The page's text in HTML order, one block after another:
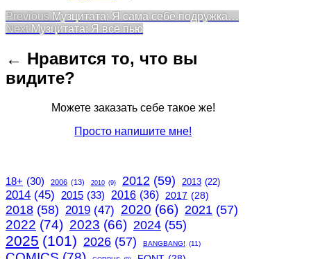
Post
navigation
Previous Previous
post:
Музцитата: Я сама себе подружка…
Next Next
Музцитата: Я всё пью
← Нравится то, что вы
видите?
Можете заказать себе такое же!
Просто напишите мне!
18+ (30) 2006 (13) 2010 (9) 2012 (59) 2013 (22)
2014 (45) 2015 (33) 2016 (36) 2017 (28)
2018 (58) 2019 (47) 2020 (66) 2021 (57)
2022 (74) 2023 (66) 2024 (55)
2025 (101) 2026 (57) BANGBANG! (11)